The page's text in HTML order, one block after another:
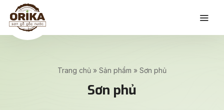
Trang chủ » Sản phẩm » Sơn phủ
Sơn phủ